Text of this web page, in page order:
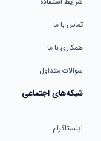
تماس با ما
همکاری با ما
سوالات متداول
شبکه‌های اجتماعی
اینستاگرام